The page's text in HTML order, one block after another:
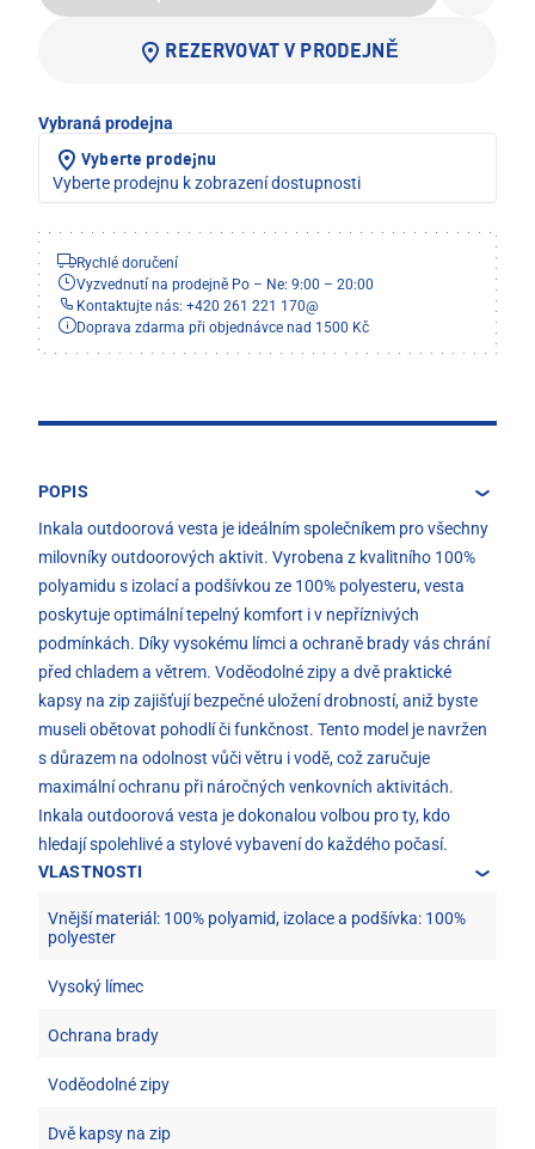
REZERVOVAT V PRODEJNĚ
Vybraná prodejna
Vyberte prodejnu
Vyberte prodejnu k zobrazení dostupnosti
Rychlé doručení
Vyzvednutí na prodejně Po – Ne: 9:00 – 20:00
Kontaktujte nás: +420 261 221 170@
Doprava zdarma při objednávce nad 1500 Kč
POPIS
Inkala outdoorová vesta je ideálním společníkem pro všechny
milovníky outdoorových aktivit. Vyrobena z kvalitního 100%
polyamidu s izolací a podšívkou ze 100% polyesteru, vesta
poskytuje optimální tepelný komfort i v nepříznivých
podmínkách. Díky vysokému límci a ochraně brady vás chrání
před chladem a větrem. Voděodolné zipy a dvě praktické
kapsy na zip zajišťují bezpečné uložení drobností, aniž byste
museli obětovat pohodlí či funkčnost. Tento model je navržen
s důrazem na odolnost vůči větru i vodě, což zaručuje
maximální ochranu při náročných venkovních aktivitách.
Inkala outdoorová vesta je dokonalou volbou pro ty, kdo
hledají spolehlivé a stylové vybavení do každého počasí.
VLASTNOSTI
Vnější materiál: 100% polyamid, izolace a podšívka: 100%
polyester
Vysoký límec
Ochrana brady
Voděodolné zipy
Dvě kapsy na zip